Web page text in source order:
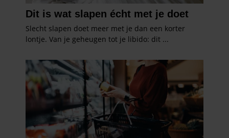
verzameld op basis van uw gebruik van hun services. U
gaat akkoord met onze cookies als u onze website blijft
gebruiken.